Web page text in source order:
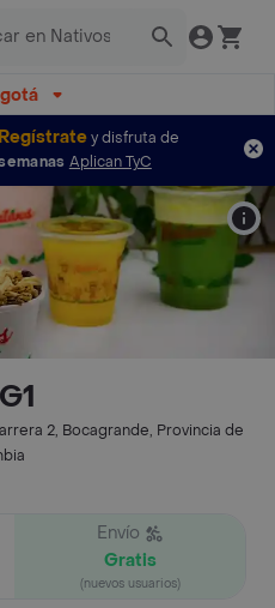
Regístratey disfruta de
Aplican TyC
2, Bocagrande, Provincia de
Envío
Gratis
(nuevos usuarios)